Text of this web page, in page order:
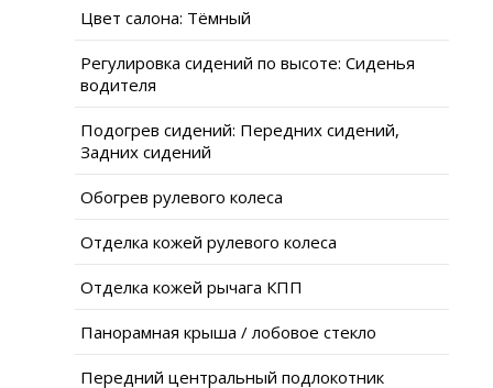
Цвет салона: Тёмный
Регулировка сидений по высоте: Сиденья
водителя
Подогрев сидений: Передних сидений,
Задних сидений
Обогрев рулевого колеса
Отделка кожей рулевого колеса
Отделка кожей рычага КПП
Панорамная крыша / лобовое стекло
Передний центральный подлокотник